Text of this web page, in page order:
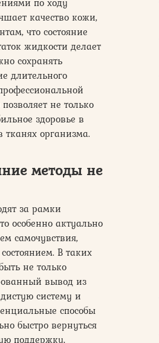
качество кожи,
что состояние
жидкости делает
сохранять
длительного
не только
здоровье в
тканях организма.
методы не
за рамки
особенно актуально
самочувствия,
В таких
не только
вывод из
систему и
способы
быстро вернуться
поддержку,